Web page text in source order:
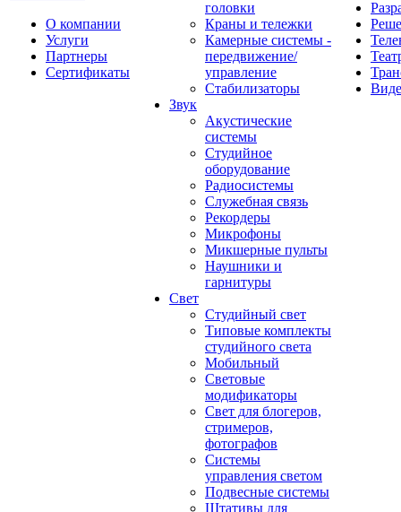
О компании
Услуги
Партнеры
Сертификаты
головки
Краны и тележки
Камерные системы -
передвижение/
управление
Стабилизаторы
Звук
Акустические
системы
Студийное
оборудование
Радиосистемы
Служебная связь
Рекордеры
Микрофоны
Микшерные пульты
Наушники и
гарнитуры
Свет
Студийный свет
Типовые комплекты
студийного света
Мобильный
Световые
модификаторы
Свет для блогеров,
стримеров,
фотографов
Системы
управления светом
Подвесные системы
Штативы для